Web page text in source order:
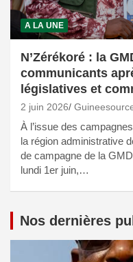
A LA UNE
N’Zérékoré : la
communicants
législatives et
2 juin 2026
À l’issue des
la région administrative
de campagne de la
lundi 1er juin,…
Nos dernières